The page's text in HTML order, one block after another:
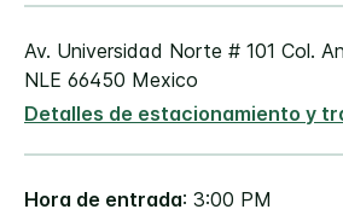
Av. Universidad Norte # 101 Col.
NLE 66450 Mexico
Detalles de estacionamiento y
Hora de entrada: 3:00 PM